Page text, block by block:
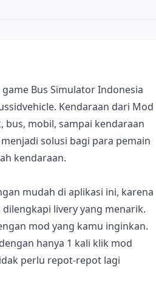
Bus Simulator Indonesia
Kendaraan dari Mod
bus, mobil, sampai kendaraan
solusi bagi para pemain
kendaraan.
mudah di aplikasi ini, karena
livery yang menarik.
mod yang kamu inginkan.
hanya 1 kali klik mod
perlu repot-repot lagi